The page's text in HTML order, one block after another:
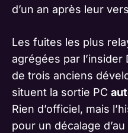
d’un an après leur
Les fuites les plus
agrégées par
de trois anciens
situent la sortie PC
Rien d’officiel, mais
pour un décalage